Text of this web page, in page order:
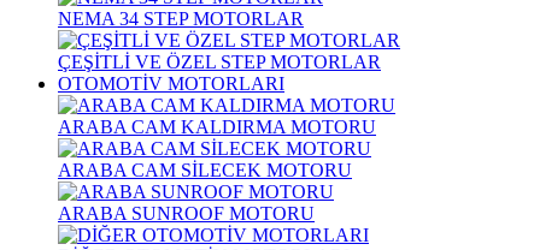
NEMA 34 STEP MOTORLAR
ÇEŞİTLİ VE ÖZEL STEP MOTORLAR
OTOMOTİV MOTORLARI
ARABA CAM KALDIRMA MOTORU
ARABA CAM SİLECEK MOTORU
ARABA SUNROOF MOTORU